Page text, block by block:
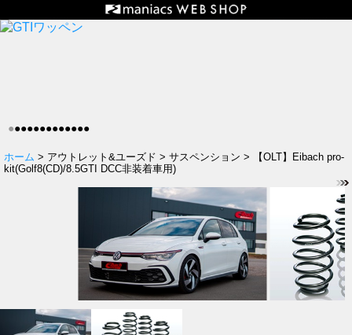
●●●●●●●●●●●●●
ホーム > アウトレット&ユーズド > サスペンション > 【OLT】Eibach pro-
kit(Golf8(CD)/8.5GTI DCC非装着車用)